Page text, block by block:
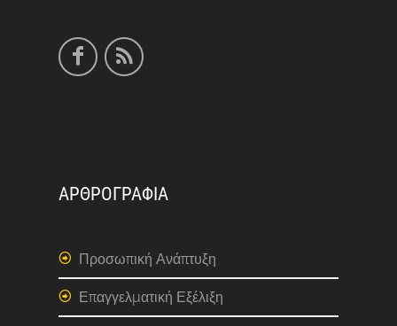
ΑΡΘΡΟΓΡΑΦΙΑ
Προσωπική Ανάπτυξη
Επαγγελματική Εξέλιξη